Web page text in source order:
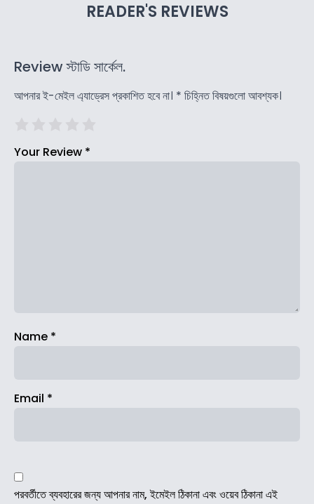
READER'S REVIEWS
Review স্টাডি সার্কেল.
আপনার ই-মেইল এ্যাড্রেস প্রকাশিত হবে না। * চিহ্নিত বিষয়গুলো আবশ্যক।
Your Review *
Name *
Email *
পরবর্তীতে ব্যবহারের জন্য আপনার নাম, ইমেইল ঠিকানা এবং ওয়েব ঠিকানা এই